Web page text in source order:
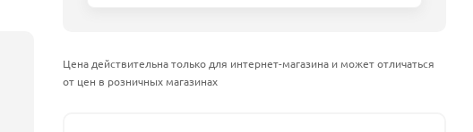
Цена действительна только для интернет-магазина и может отличаться
от цен в розничных магазинах